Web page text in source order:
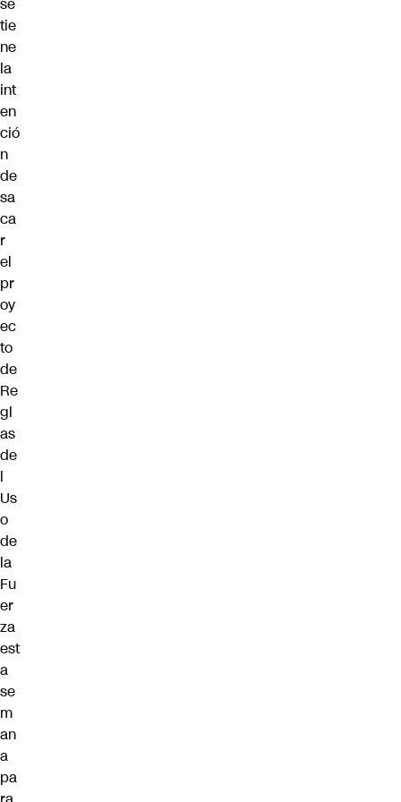
tie
ne
la
int
en
ció
n
de
sa
ca
r
el
pr
oy
ec
to
de
Re
gl
as
de
l
Us
o
de
la
Fu
er
za
est
a
se
m
an
a
pa